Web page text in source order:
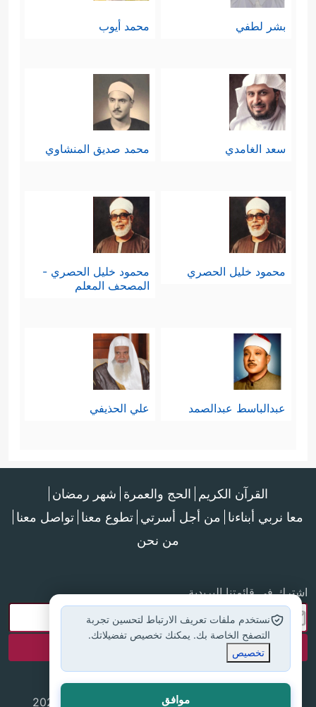
بشر لطفي محمد أيوب
سعد الغامدي محمد صديق المنشاوي
محمود خليل الحصري
محمود خليل الحصري -
المصحف المعلم
عبدالباسط عبدالصمد علي الحذيفي
القرآن الكريم الحج والعمرة شهر رمضان
معا نربي أبناءنا من أجل أسرتي تطوع معنا تواصل معنا
من نحن
اشترك في قائمتنا البريدية
جميع الحقوق محفوظة لموقع إسلام أون لاين © 2025
نستخدم ملفات تعريف الارتباط لتحسين تجربة
التصفح الخاصة بك. يمكنك تخصيص تفضيلاتك.
تخصيص
موافق